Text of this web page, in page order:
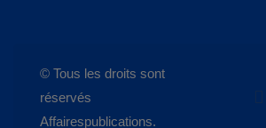
© Tous les droits sont
réservés
Affairespublications.